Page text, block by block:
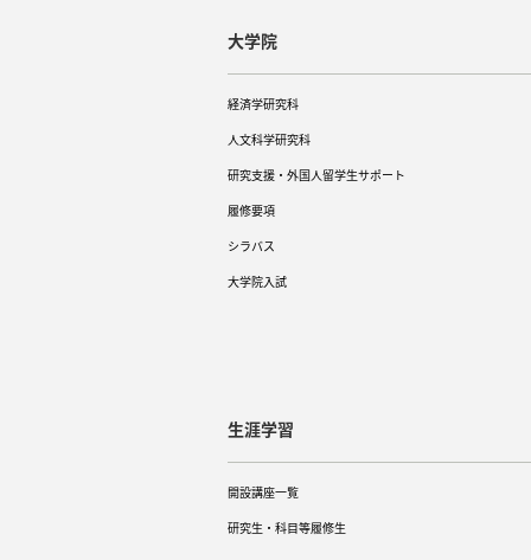
大学院
経済学研究科
人文科学研究科
研究支援・外国人留学生サポート
履修要項
シラバス
大学院入試
生涯学習
開設講座一覧
研究生・科目等履修生